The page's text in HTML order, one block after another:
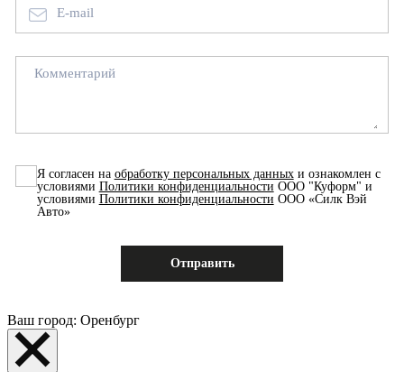
E-mail
Комментарий
Я согласен на обработку персональных данныхи ознакомлен с
условиями Политики конфиденциальности ООО "Куформ" и
условиями Политики конфиденциальности ООО «Силк Вэй
Авто»
Ваш город: Оренбург